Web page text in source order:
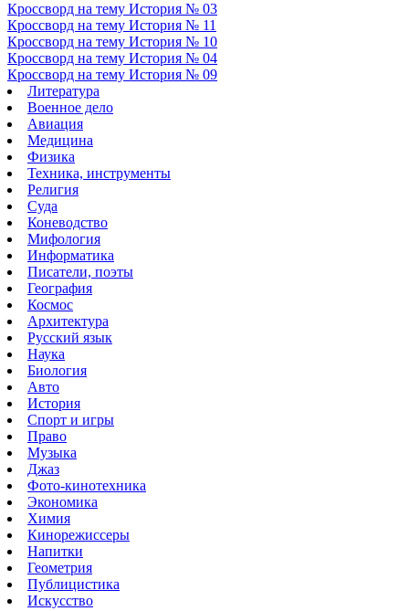
Кроссворд на тему История № 03
Кроссворд на тему История № 11
Кроссворд на тему История № 10
Кроссворд на тему История № 04
Кроссворд на тему История № 09
Литература
Военное дело
Авиация
Медицина
Физика
Техника, инструменты
Религия
Суда
Коневодство
Мифология
Информатика
Писатели, поэты
География
Космос
Архитектура
Русский язык
Наука
Биология
Авто
История
Спорт и игры
Право
Музыка
Джаз
Фото-кинотехника
Экономика
Химия
Кинорежиссеры
Напитки
Геометрия
Публицистика
Искусство